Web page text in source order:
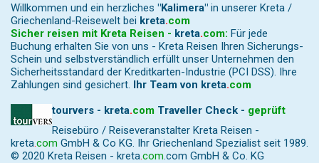
Willkommen und ein herzliches "Kalimera" in unserer Kreta /
Griechenland-Reisewelt bei kreta.com
Sicher reisen mit Kreta Reisen - kreta.com: Für jede
Buchung erhalten Sie von uns - Kreta Reisen Ihren Sicherungs-
Schein und selbstverständlich erfüllt unser Unternehmen den
Sicherheitsstandard der Kreditkarten-Industrie (PCI DSS). Ihre
Zahlungen sind gesichert. Ihr Team von kreta.com
tourvers - kreta.com Traveller Check - geprüft
Reisebüro / Reiseveranstalter Kreta Reisen -
kreta.com GmbH & Co KG. Ihr Griechenland Spezialist seit 1989.
© 2020 Kreta Reisen - kreta.com.com GmbH & Co. KG